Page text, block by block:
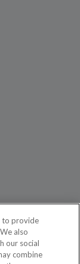
to provide
also
our social
combine